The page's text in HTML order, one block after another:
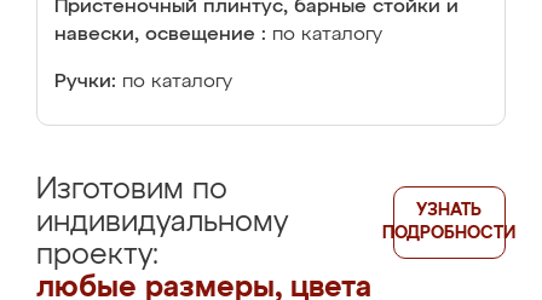
Пристеночный плинтус, барные стойки и
навески, освещение : по каталогу
Ручки: по каталогу
Изготовим по
индивидуальному
проекту:
любые размеры, цвета
УЗНАТЬ
ПОДРОБНОСТИ